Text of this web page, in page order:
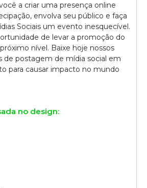
a criar uma presença online
envolva seu público e faça
Sociais um evento inesquecível.
de levar a promoção do
nível. Baixe hoje nossos
de postagem de mídia social em
para causar impacto no mundo
no design: